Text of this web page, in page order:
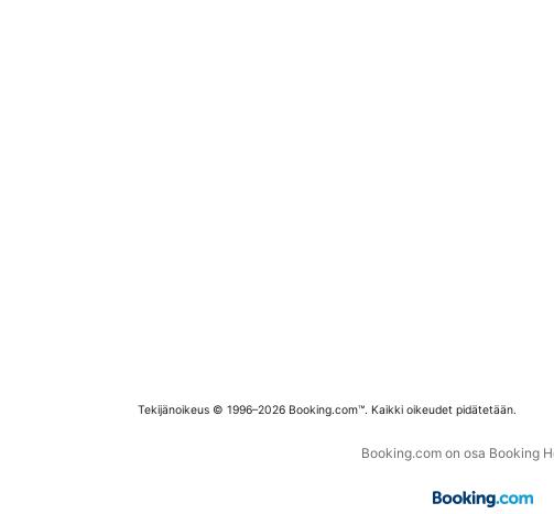
Tekijänoikeus © 1996–2026 Booking.com™. Kaikki oikeudet pidätetään.
Booking.com on osa Booking